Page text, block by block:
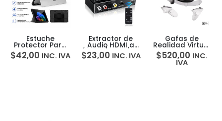
Estuche
Protector Para
Microsoft
Surface Pro 12 –
$42,00 INC. IVA
Extractor de
Audio HDMI a
Óptico/SPDIF/Coaxial/3.5mm/2CH/
2.0 4K 60Hz HDR
$23,00 INC. IVA
Gafas de
Realidad Virtual
– Meta Quest 3S
128GB
$520,00 INC.
IVA